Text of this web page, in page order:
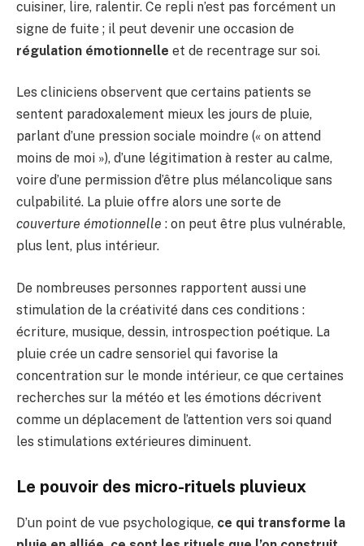
cuisiner, lire, ralentir. Ce repli n’est pas forcément un
signe de fuite ; il peut devenir une occasion de
régulation émotionnelle et de recentrage sur soi.
Les cliniciens observent que certains patients se
sentent paradoxalement mieux les jours de pluie,
parlant d’une pression sociale moindre (« on attend
moins de moi »), d’une légitimation à rester au calme,
voire d’une permission d’être plus mélancolique sans
culpabilité. La pluie offre alors une sorte de
couverture émotionnelle : on peut être plus vulnérable,
plus lent, plus intérieur.
De nombreuses personnes rapportent aussi une
stimulation de la créativité dans ces conditions :
écriture, musique, dessin, introspection poétique. La
pluie crée un cadre sensoriel qui favorise la
concentration sur le monde intérieur, ce que certaines
recherches sur la météo et les émotions décrivent
comme un déplacement de l’attention vers soi quand
les stimulations extérieures diminuent.
Le pouvoir des micro-rituels pluvieux
D’un point de vue psychologique, ce qui transforme la